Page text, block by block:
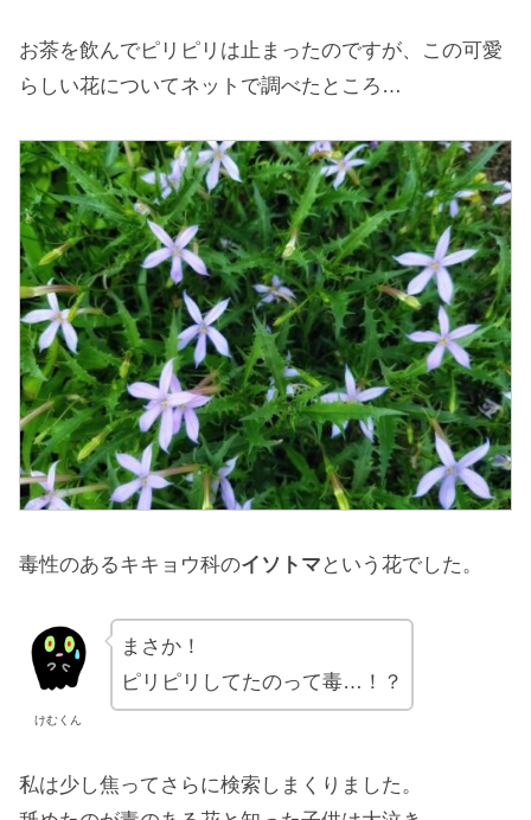
お茶を飲んでピリピリは止まったのですが、この可愛
らしい花についてネットで調べたところ…
毒性のあるキキョウ科のイソトマ という花でした。
けむくん
まさか！
ピリピリしてたのって毒…！？
私は少し焦ってさらに検索しまくりました。